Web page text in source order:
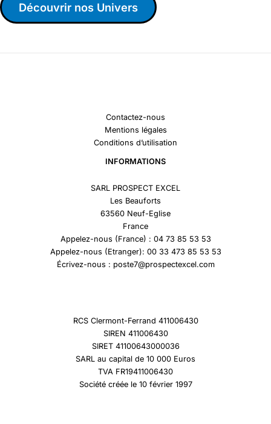
Découvrir nos Univers
Contactez-nous
Mentions légales
Conditions d’utilisation
INFORMATIONS
SARL PROSPECT EXCEL
Les Beauforts
63560 Neuf-Eglise
France
Appelez-nous (France) : 04 73 85 53 53
Appelez-nous (Etranger): 00 33 473 85 53 53
Écrivez-nous : poste7@prospectexcel.com
RCS Clermont-Ferrand 411006430
SIREN 411006430
SIRET 41100643000036
SARL au capital de 10 000 Euros
TVA FR19411006430
Société créée le 10 février 1997